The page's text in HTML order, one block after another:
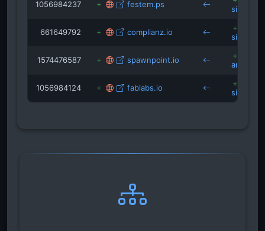
1056984237 festem.ps
661649792 complianz.io
1574476587 spawnpoint.io
arena-
1056984124 fablabs.io